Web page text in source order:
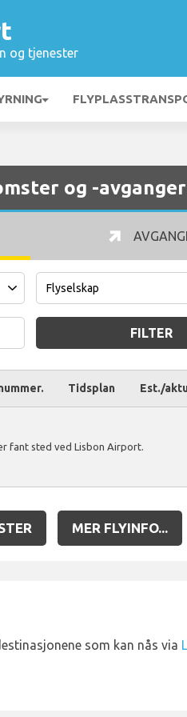
og tjenester
og -avganger
FILTER
Tidsplan Est./
fant sted ved Lisbon Airport.
MER FLYINFO...
som kan nås via